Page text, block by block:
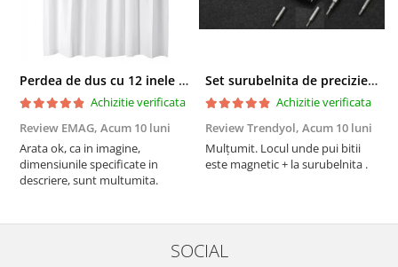
Perdea de dus cu 12 inele plastic incluse, 200x180 cm, alba
Achizitie verificata
Review EMAG, Acum 10 luni
Arata ok, ca in imagine,
dimensiunile specificate in
descriere, sunt multumita.
Set surubelnita de precizie cu 24 de capete, cutie glisanta
Achizitie verificata
Review Trendyol, Acum 10 luni
Mulțumit. Locul unde pui bitii
este magnetic + la surubelnita .
SOCIAL